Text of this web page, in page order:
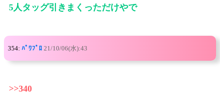
5人タッグ引きまくっただけやで
354: ﾊﾟﾜﾌﾟﾛ 21/10/06(水):43
>>340